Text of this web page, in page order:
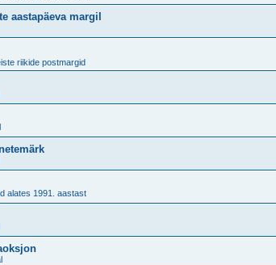
aastapäeva margil
riikide postmargid
alates 1991. aastast